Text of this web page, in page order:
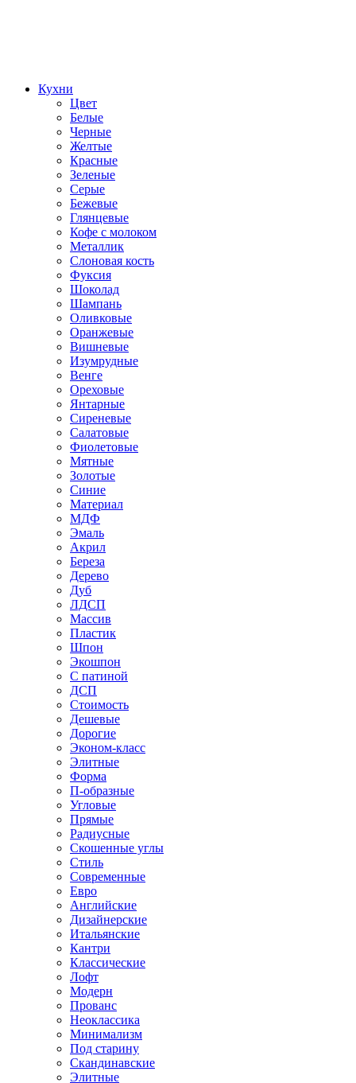
Кухни
Цвет
Белые
Черные
Желтые
Красные
Зеленые
Серые
Бежевые
Глянцевые
Кофе с молоком
Металлик
Слоновая кость
Фуксия
Шоколад
Шампань
Оливковые
Оранжевые
Вишневые
Изумрудные
Венге
Ореховые
Янтарные
Сиреневые
Салатовые
Фиолетовые
Мятные
Золотые
Синие
Материал
МДФ
Эмаль
Акрил
Береза
Дерево
Дуб
ЛДСП
Массив
Пластик
Шпон
Экошпон
С патиной
ДСП
Стоимость
Дешевые
Дорогие
Эконом-класс
Элитные
Форма
П-образные
Угловые
Прямые
Радиусные
Скошенные углы
Стиль
Современные
Евро
Английские
Дизайнерские
Итальянские
Кантри
Классические
Лофт
Модерн
Прованс
Неоклассика
Минимализм
Под старину
Скандинавские
Элитные